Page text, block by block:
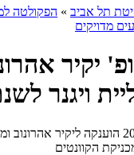
תל אביב » הפקולטה
מדויקים
יקיר
ויגנר לשנת
מדליית ויגנר לשנת 2026 הוענקה ליקיר
הקוונטים